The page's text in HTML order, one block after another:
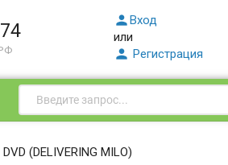
Вход
или
 Регистрация
(DELIVERING MILO)